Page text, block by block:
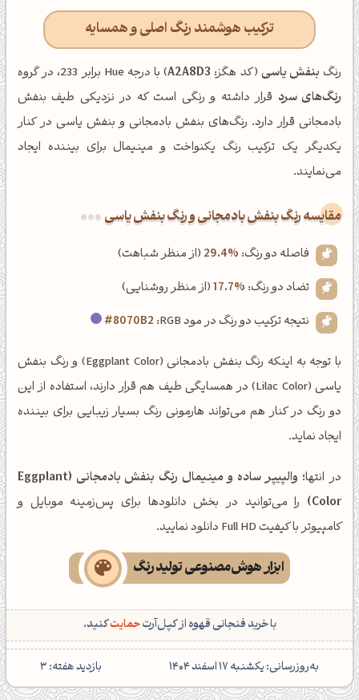
ترکیب هوشمند رنگ اصلی و همسایه
رنگ بنفش یاسی (کد هگز: A2A8D3) با درجه Hue برابر 233، در گروه
رنگ‌های سرد قرار داشته و رنگی است که در نزدیکی طیف بنفش
بادمجانی قرار دارد. رنگ‌های بنفش بادمجانی و بنفش یاسی در کنار
یکدیگر یک ترکیب رنگ یکنواخت و مینیمال برای بیننده ایجاد
می‌نمایند.
‌مقایسه رنگ بنفش بادمجانی و رنگ بنفش یاسی
فاصله دو رنگ: 29.4% (از منظر شباهت)
تضاد دو رنگ: 17.7%(از منظر روشنایی)
نتیجه ترکیب دو رنگ در مود RGB:
#8070B2
با توجه به اینکه رنگ بنفش بادمجانی (Eggplant Color) و رنگ بنفش
یاسی (Lilac Color) در همسایگی طیف هم قرار دارند، استفاده از این
دو رنگ در کنار هم می‌تواند هارمونی رنگ بسیار زیبایی برای بیننده
ایجاد نماید.
در انتها؛
والپیپر ساده و مینیمال رنگ بنفش بادمجانی (Eggplant
Color)
را می‌توانید در بخش دانلودها برای پس‌زمینه موبایل و
کامپیوتر با کیفیت Full HD دانلود نمایید.
ابزار هوش‌مصنوعی تولید رنگ
با خرید فنجانی قهوه از کپل‌آرتحمایتکنید.
‌به‌روزرسانی: یکشنبه 17 اسفند 1404 بازدید هفته:3